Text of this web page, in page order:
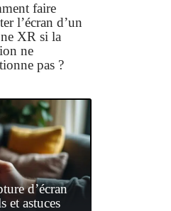
faire
l’écran d’un
XR si la
ne
pas ?
d’écran
et astuces